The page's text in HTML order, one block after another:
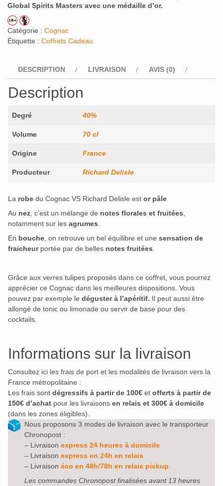
Global Spirits Masters avec une médaille d’or.
Catégorie : Cognac
Étiquette : Coffrets Cadeau
DESCRIPTION LIVRAISON AVIS (0)
Description
Degré 40%
Volume 70 cl
Origine France
Producteur Richard Delisle
La robe du Cognac VS Richard Delisle est or pâle
Au nez , c’est un mélange de notes florales et fruitées
notamment sur les agrumes
En bouche , on retrouve un bel équilibre et une sensation de
fraicheurportée par de belles notes fruitées
Grâce aux verres tulipes proposés dans ce coffret, vous pourrez
apprécier ce Cognac dans les meilleures dispositions. Vous
pouvez par exemple le déguster à l’apéritif. Il peut aussi être
allongé de tonic ou limonade ou servir de base pour des
cocktails.
Informations sur la livraison
Consultez ici les frais de port et les modalités de livraison vers la
France métropolitaine :
Les frais sont dégressifs à partir de 100€ et offerts à partir de
150€ d’achat pour les livraisons en relais et 300€ à domicile
(dans les zones éligibles).
Nous proposons 3 modes de livraison avec le transporteur
Chronopost :
– Livraison express 24 heures à domicile
– Livraison express en 24h en relais
– Livraison éco en 48h/78h en relais pickup
Les commandes Chronopost finalisées avant 13 heures